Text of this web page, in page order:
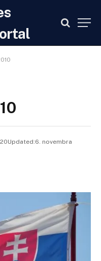
novembra